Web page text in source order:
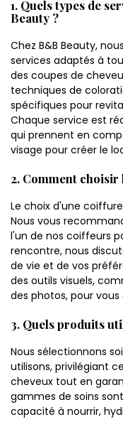
1. Quels types de
Beauty ?
Chez B&B Beauty,
services adaptés à
des coupes de
techniques de
spécifiques pour
Chaque service est
qui prennent en
visage pour créer le
2. Comment
Le choix d'une
Nous vous
l'un de nos coiffeurs
rencontre, nous
de vie et de vos
des outils visuels,
des photos, pour
3. Quels produits
Nous sélectionnons
utilisons, privilégiant
cheveux tout en
gammes de soins
capacité à nourrir,